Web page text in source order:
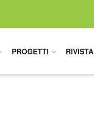
PROGETTI RIVISTA